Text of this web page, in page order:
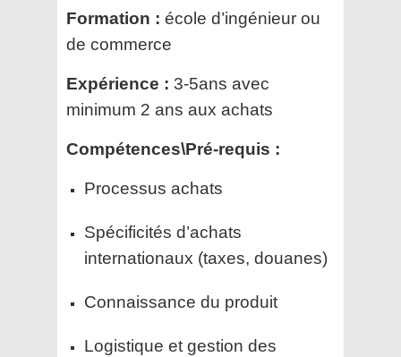
Formation : école d’ingénieur ou
de commerce
Expérience : 3-5ans avec
minimum 2 ans aux achats
Compétences\Pré-requis :
Processus achats
Spécificités d’achats
internationaux (taxes, douanes)
Connaissance du produit
Logistique et gestion des